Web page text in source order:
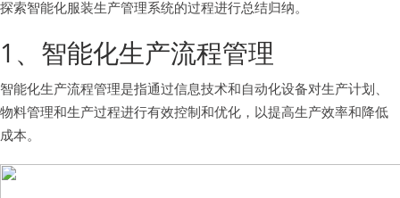
探索智能化服装生产管理系统的过程进行总结归纳。
1、智能化生产流程管理
智能化生产流程管理是指通过信息技术和自动化设备对生产计划、
物料管理和生产过程进行有效控制和优化，以提高生产效率和降低
成本。